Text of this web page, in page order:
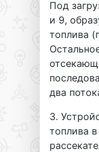
Под
и 9,
топлива
два
3.
топлива